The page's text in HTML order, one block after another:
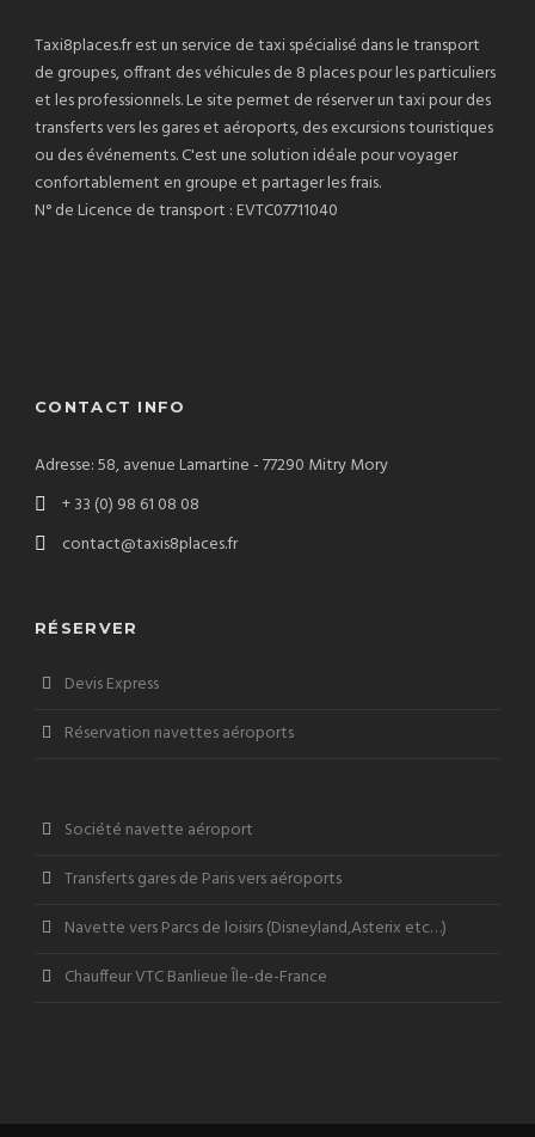
Taxi8places.fr est un service de taxi spécialisé dans le transport
de groupes, offrant des véhicules de 8 places pour les particuliers
et les professionnels. Le site permet de réserver un taxi pour des
transferts vers les gares et aéroports, des excursions touristiques
ou des événements. C'est une solution idéale pour voyager
confortablement en groupe et partager les frais.
N° de Licence de transport : EVTC07711040
CONTACT INFO
Adresse: 58, avenue Lamartine - 77290 Mitry Mory
+ 33 (0) 98 61 08 08
contact@taxis8places.fr
RÉSERVER
Devis Express
Réservation navettes aéroports
Société navette aéroport
Transferts gares de Paris vers aéroports
Navette vers Parcs de loisirs (Disneyland,Asterix etc…)
Chauffeur VTC Banlieue Île-de-France